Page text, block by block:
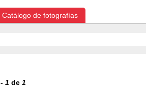
Catálogo de fotografías
- 1 de 1